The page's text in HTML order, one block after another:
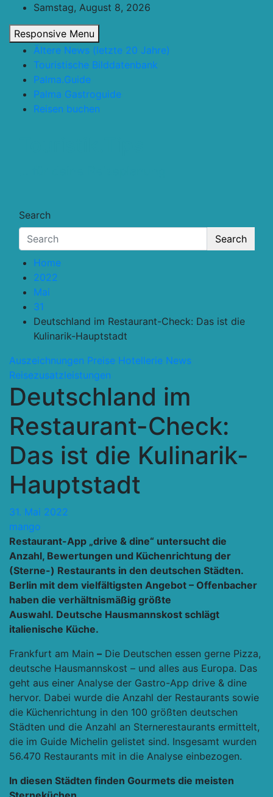
content
Samstag, August 8, 2026
Responsive Menu
Ältere News (letzte 20 Jahre)
Touristische Bilddatenbank
Palma.Guide
Palma Gastroguide
Reisen buchen
Search
Search
Home
2022
Mai
31
Deutschland im Restaurant-Check: Das ist die
Kulinarik-Hauptstadt
Auszeichnungen Preise Hotellerie News
Reisezusatzleistungen
Deutschland im
Restaurant-Check:
Das ist die Kulinarik-
Hauptstadt
31. Mai 2022
mango
Restaurant-App „drive & dine“ untersucht die
Anzahl, Bewertungen und Küchenrichtung der
(Sterne-) Restaurants in den deutschen Städten.
Berlin mit dem vielfältigsten Angebot – Offenbacher
haben die verhältnismäßig größte
Auswahl. Deutsche Hausmannskost schlägt
italienische Küche.
Frankfurt am Main – Die Deutschen essen gerne Pizza,
deutsche Hausmannskost – und alles aus Europa. Das
geht aus einer Analyse der Gastro-App drive & dine
hervor. Dabei wurde die Anzahl der Restaurants sowie
die Küchenrichtung in den 100 größten deutschen
Städten und die Anzahl an Sternerestaurants ermittelt,
die im Guide Michelin gelistet sind. Insgesamt wurden
56.470 Restaurants mit in die Analyse einbezogen.
In diesen Städten finden Gourmets die meisten